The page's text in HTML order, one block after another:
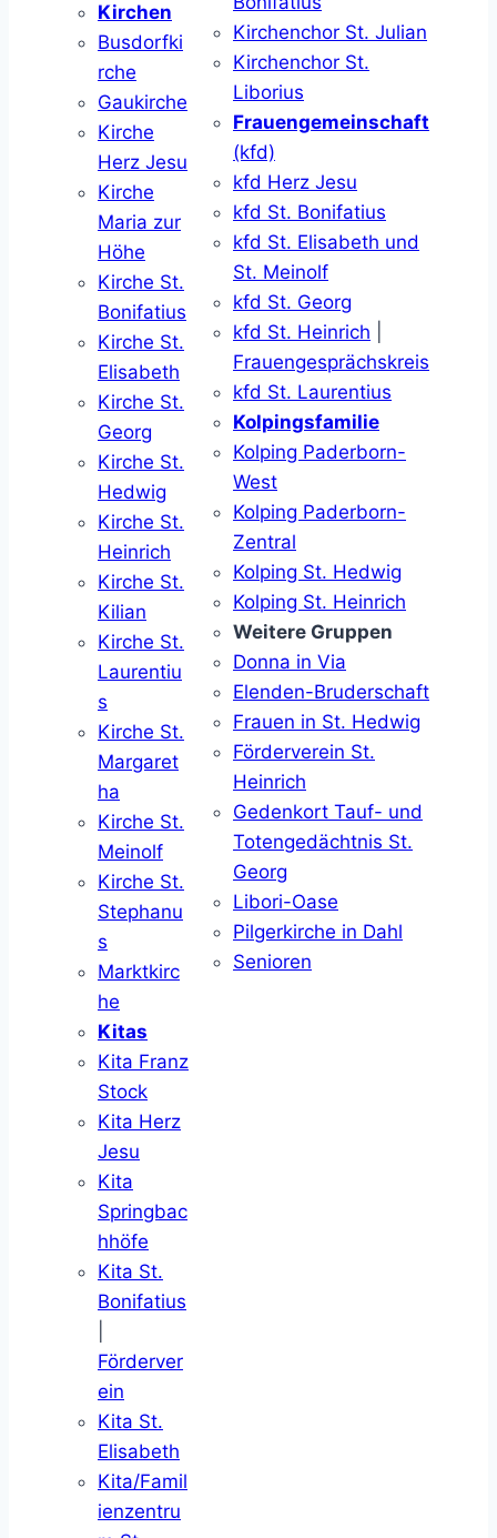
Kirchen
Busdorfki
rche
Gaukirche
Kirche
Herz Jesu
Kirche
Maria zur
Höhe
Kirche St.
Bonifatius
Kirche St.
Elisabeth
Kirche St.
Georg
Kirche St.
Hedwig
Kirche St.
Heinrich
Kirche St.
Kilian
Kirche St.
Laurentiu
s
Kirche St.
Margaret
ha
Kirche St.
Meinolf
Kirche St.
Stephanu
s
Marktkirc
he
Kitas
Kita Franz
Stock
Kita Herz
Jesu
Kita
Springbac
hhöfe
Kita St.
Bonifatius
Förderver
ein
Kita St.
Elisabeth
Kita/Famil
ienzentru
Kirchenchor St. Julian
Kirchenchor St.
Liborius
Frauengemeinschaft
(kfd)
kfd Herz Jesu
kfd St. Bonifatius
kfd St. Elisabeth und
St. Meinolf
kfd St. Georg
kfd St. Heinrich
Frauengesprächskreis
kfd St. Laurentius
Kolpingsfamilie
Kolping Paderborn-
West
Kolping Paderborn-
Zentral
Kolping St. Hedwig
Kolping St. Heinrich
Weitere Gruppen
Donna in Via
Elenden-Bruderschaft
Frauen in St. Hedwig
Förderverein St.
Heinrich
Gedenkort Tauf- und
Totengedächtnis St.
Georg
Libori-Oase
Pilgerkirche in Dahl
Senioren